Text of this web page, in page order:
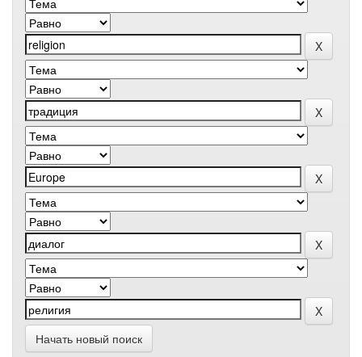
Начать новый поиск